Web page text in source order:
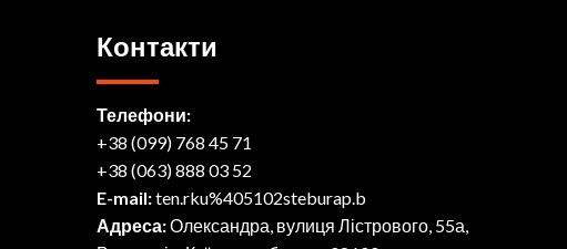
Контакти
Телефони:
+38 (099) 768 45 71
+38 (063) 888 03 52
E-mail:ten.rku%405102steburap.b
Адреса:Олександра, вулиця Лістрового, 55а,